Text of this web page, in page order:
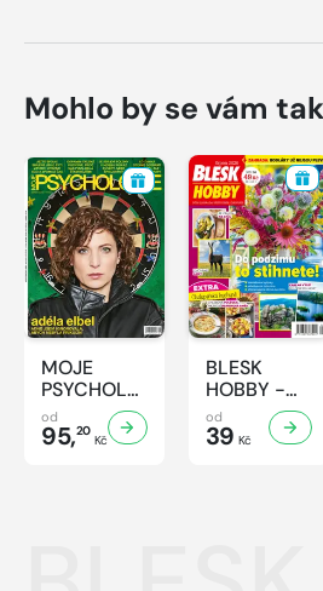
Mohlo by se vám
MOJE
PSYCHOLOGIE
- 8/2026
od
95,20
Kč
BLESK
HOBBY -
8/2026
od
39 Kč